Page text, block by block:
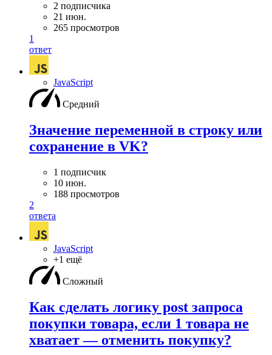
2 подписчика
21 июн.
265 просмотров
1
ответ
JavaScript
Средний
Значение переменной в строку или
сохранение в VK?
1 подписчик
10 июн.
188 просмотров
2
ответа
JavaScript
+1 ещё
Сложный
Как сделать логику post запроса
покупки товара, если 1 товара не
хватает — отменить покупку?